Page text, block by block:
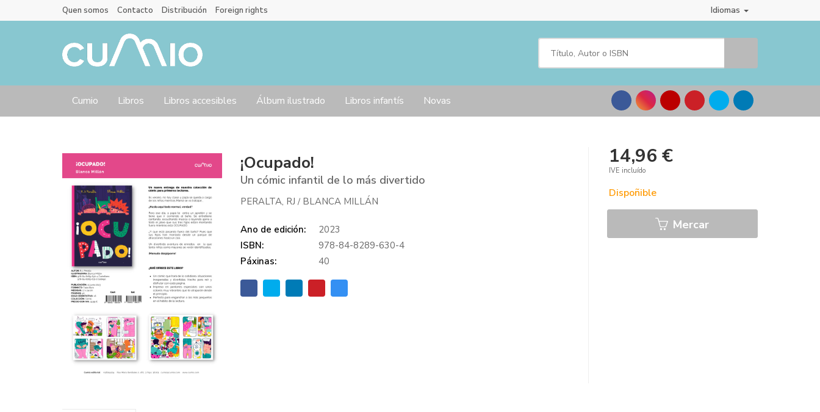
Idiomas
Quen somos Contacto Distribución Foreign rights
Cumio Libros Libros accesibles Álbum ilustrado Libros infantís Novas
¡Ocupado!
Un cómic infantil de lo más divertido
PERALTA, RJ/ BLANCA MILLÁN
Ano de edición:
2023
ISBN:
978-84-8289-630-4
Páxinas:
40
14,96 €
IVE incluído
Dispoñible
Mercar